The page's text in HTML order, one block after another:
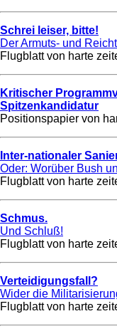
Schrei leiser, bitte!
Der Armuts- und
Flugblatt von harte
Kritischer
Spitzenkandidatur
Positionspapier von
Inter-nationaler
Oder: Worüber Bush
Flugblatt von harte
Schmus.
Und Schluß!
Flugblatt von harte
Verteidigungsfall?
Wider die
Flugblatt von harte